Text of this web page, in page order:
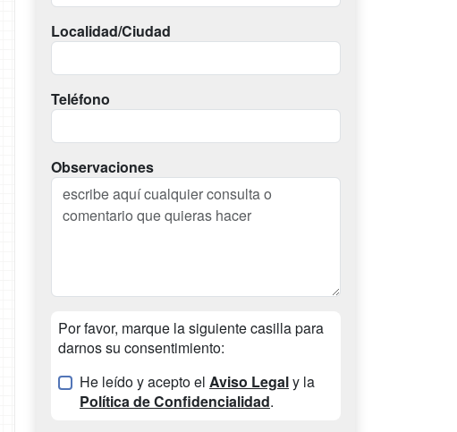
Localidad/Ciudad
Teléfono
Observaciones
Por favor, marque la siguiente casilla para
darnos su consentimiento:
He leído y acepto el Aviso Legaly la
Política de Confidencialidad.